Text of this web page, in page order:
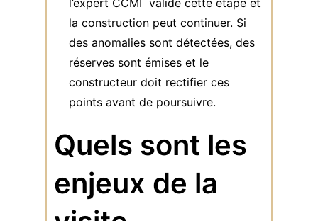
la construction peut continuer. Si
des anomalies sont détectées, des
réserves sont émises et le
constructeur doit rectifier ces
points avant de poursuivre.
Quels sont les
enjeux de la